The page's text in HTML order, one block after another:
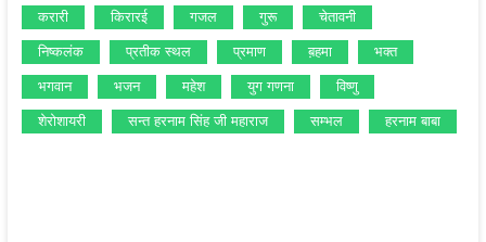
करारी किरारई गजल गुरू चेतावनी
निष्‍कलंक प्रतीक स्‍थल प्रमाण ब़हमा भक्‍त
भगवान भजन महेश युग गणना विष्‍णु
शेरोशायरी सन्‍त हरनाम सिंह जी महाराज सम्‍भल हरनाम बाबा